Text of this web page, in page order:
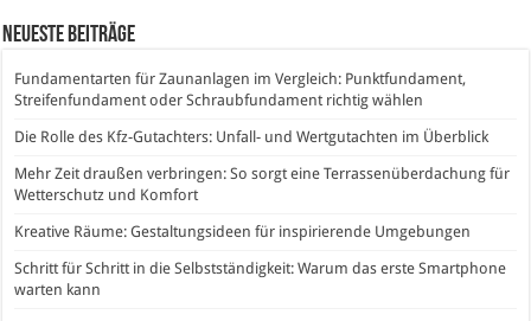
Neueste Beiträge
Fundamentarten für Zaunanlagen im Vergleich: Punktfundament,
Streifenfundament oder Schraubfundament richtig wählen
Die Rolle des Kfz-Gutachters: Unfall- und Wertgutachten im Überblick
Mehr Zeit draußen verbringen: So sorgt eine Terrassenüberdachung für
Wetterschutz und Komfort
Kreative Räume: Gestaltungsideen für inspirierende Umgebungen
Schritt für Schritt in die Selbstständigkeit: Warum das erste Smartphone
warten kann